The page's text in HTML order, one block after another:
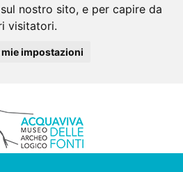
nostro sito, e per capire da
visitatori.
mie impostazioni